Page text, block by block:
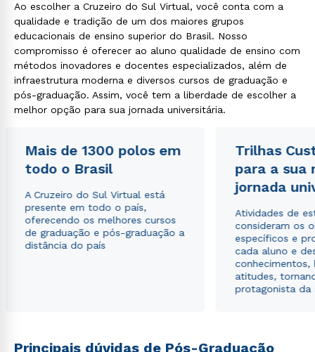
Ao escolher a Cruzeiro do Sul Virtual, você conta com a
qualidade e tradição de um dos maiores grupos
educacionais de ensino superior do Brasil. Nosso
compromisso é oferecer ao aluno qualidade de ensino com
métodos inovadores e docentes especializados, além de
infraestrutura moderna e diversos cursos de graduação e
pós-graduação. Assim, você tem a liberdade de escolher a
melhor opção para sua jornada universitária.
Mais de 1300 polos em
todo o Brasil
A Cruzeiro do Sul Virtual está
presente em todo o país,
oferecendo os melhores cursos
de graduação e pós-graduação a
distância do país
Trilhas
para a sua
jornada
Atividades de
consideram os
específicos e
cada aluno e
conhecimentos,
atitudes,
protagonista da
Principais dúvidas de Pós-Graduação